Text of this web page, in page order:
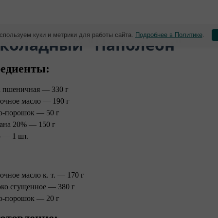
"Наполеон"
пшеничная — 330 г
масло — 190 г
порошок — 50 г
20% — 150 г
— 1 шт.
масло к. т. — 170 г
сгущенное — 380 г
порошок — 20 г
куки и метрики для работы сайта. Подробнее в Политике.